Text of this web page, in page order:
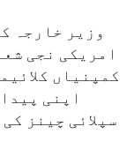
وزیر خارجہ
امریکی نجی
کمپنیاں
اپنی
سپلائی چینز